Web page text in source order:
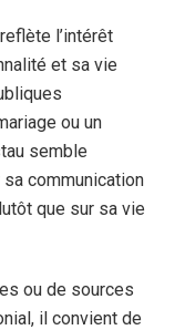
reflète l’intérêt
et sa vie
ou un
semble
communication
que sur sa vie
ou de sources
il convient de